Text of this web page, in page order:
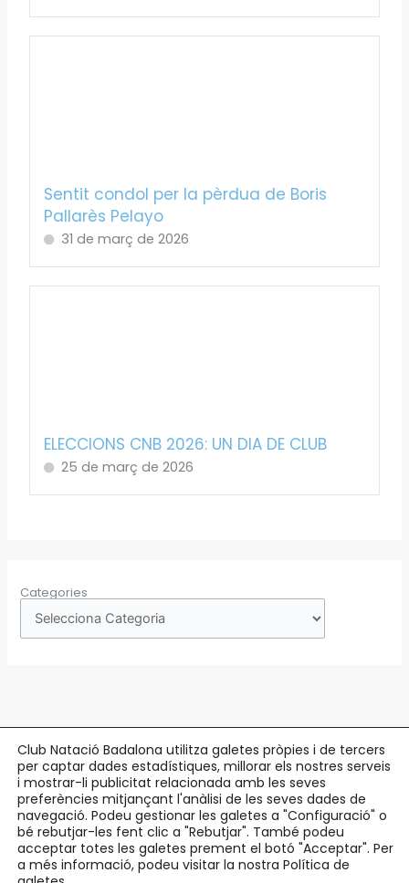
Sentit condol per la pèrdua de Boris
Pallarès Pelayo
31 de març de 2026
ELECCIONS CNB 2026: UN DIA DE CLUB
25 de març de 2026
Categories
Copyright © 2026 Club Natació Badalona |c/ Eduard Maristany, 5-7
Badalona |93 384 34 13
Avís Legal
Política de Privacitat
Club Natació Badalona utilitza galetes pròpies i de tercers
per captar dades estadístiques, millorar els nostres serveis
i mostrar-li publicitat relacionada amb les seves
preferències mitjançant l'anàlisi de les seves dades de
navegació. Podeu gestionar les galetes a "Configuració" o
bé rebutjar-les fent clic a "Rebutjar". També podeu
acceptar totes les galetes prement el botó "Acceptar". Per
a més informació, podeu visitar la nostra Política de